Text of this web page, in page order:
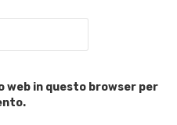
web in questo browser per